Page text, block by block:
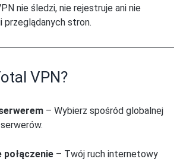
nie śledzi, nie rejestruje ani nie
przeglądanych stron.
VPN?
– Wybierz spośród globalnej
– Twój ruch internetowy